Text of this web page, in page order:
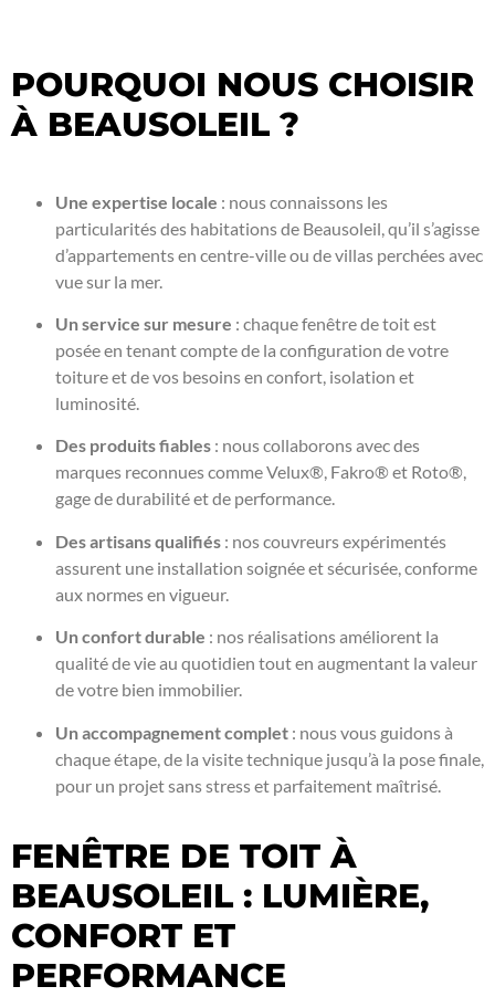
POURQUOI NOUS CHOISIR
À BEAUSOLEIL ?
Une expertise locale : nous connaissons les
particularités des habitations de Beausoleil, qu’il s’agisse
d’appartements en centre-ville ou de villas perchées avec
vue sur la mer.
Un service sur mesure : chaque fenêtre de toit est
posée en tenant compte de la configuration de votre
toiture et de vos besoins en confort, isolation et
luminosité.
Des produits fiables : nous collaborons avec des
marques reconnues comme Velux®, Fakro® et Roto®,
gage de durabilité et de performance.
Des artisans qualifiés : nos couvreurs expérimentés
assurent une installation soignée et sécurisée, conforme
aux normes en vigueur.
Un confort durable : nos réalisations améliorent la
qualité de vie au quotidien tout en augmentant la valeur
de votre bien immobilier.
Un accompagnement complet : nous vous guidons à
chaque étape, de la visite technique jusqu’à la pose finale,
pour un projet sans stress et parfaitement maîtrisé.
FENÊTRE DE TOIT À
BEAUSOLEIL : LUMIÈRE,
CONFORT ET
PERFORMANCE